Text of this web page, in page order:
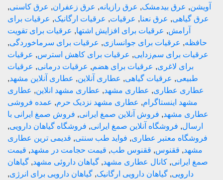
عرق بیدمشک, عرق رازیانه,عرق زعفران, عرق کاسنی
, عرق نعنا, عرقیات, عرقیات ارگانیک,عرقیات برای
عرقیات برای افزایش اشتها ,عرقیات برای تقویت
عرقیات برای جوانسازی,عرقیات برای سرماخوردگی,
برای سم‌زدایی ,عرقیات برای کاهش استرس, عرقیات
لاغری عرقیات برای هضم, عرقیات درمانی,عرقیات
عرقیات گیاهی,عطاری آنلاین, عطاری آنلاین مشهد,
عطاری,عطاری مشهد, عطاری مشهد انلاین,عطاری
اینستاگرام ,عطاری مشهد نزدیک حرم,عمده فروشی
مشهد, فروش آنلاین صمغ ایرانی,فروش صمغ ایرانی با
فروشگاه آنلاین صمغ ایرانی,فروشگاه گیاهان دارویی,
معتبر عطاری, فواید طب سنتی,قدیمی ترین عطاری
ققنوس,ققنوس طب,قیمت حجامت در مشهد,قیمت
,کانال عطاری مشهد, گیاهان داروئی مشهد,گیاهان
گیاهان دارویی ارگانیک, گیاهان دارویی برای انرژی